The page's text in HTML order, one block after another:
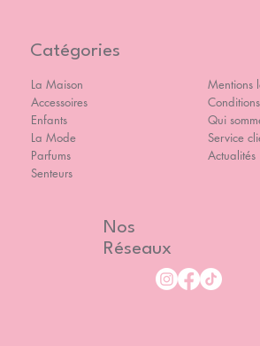
Catégories
La Maison
Accessoires
Enfants
La Mode
Parfums
Senteurs
Mentions
Qui
Service
Actualités
Nos
Réseaux